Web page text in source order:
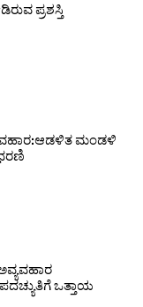
ಪ್ರಶಸ್ತಿ
ಮಂಡಳಿ
ಒತ್ತಾಯ